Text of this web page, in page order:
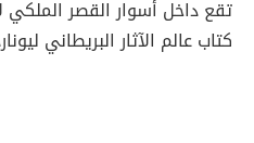
تقع داخل أسوار القصر
كتاب عالم الآثار البريطاني